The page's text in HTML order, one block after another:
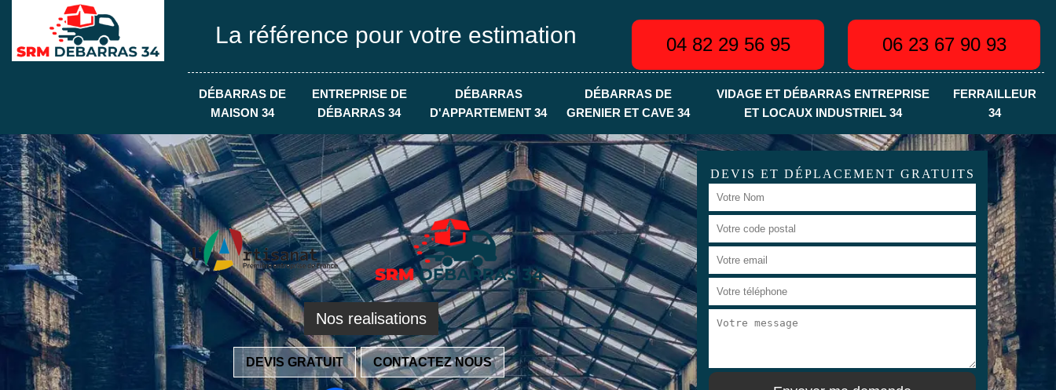
La référence pour votre estimation 04 82 29 56 95 06 23 67 90 93
DÉBARRAS DE
MAISON 34
ENTREPRISE DE
DÉBARRAS 34
DÉBARRAS
D'APPARTEMENT 34
DÉBARRAS DE
GRENIER ET CAVE 34
VIDAGE ET DÉBARRAS ENTREPRISE
ET LOCAUX INDUSTRIEL 34
FERRAILLEUR
34
Nos realisations
DEVIS GRATUIT CONTACTEZ NOUS
DEVIS ET DÉPLACEMENT GRATUITS